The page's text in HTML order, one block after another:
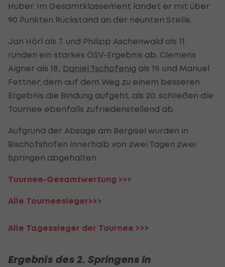
Huber. Im Gesamtklassement landet er mit über
90 Punkten Rückstand an der neunten Stelle.
Jan Hörl als 7. und Philipp Aschenwald als 11.
runden ein starkes ÖSV-Ergebnis ab, Clemens
Aigner als 18., Daniel Tschofenig als 19. und Manuel
Fettner, dem auf dem Weg zu einem besseren
Ergebnis die Bindung aufgeht, als 20. schließen die
Tournee ebenfalls zufriedenstellend ab.
Aufgrund der Absage am Bergisel wurden in
Bischofshofen innerhalb von zwei Tagen zwei
Springen abgehalten.
Tournee-Gesamtwertung >>>
Alle Tourneesieger>>>
Alle Tagessieger der Tournee >>>
Ergebnis des 2. Springens in